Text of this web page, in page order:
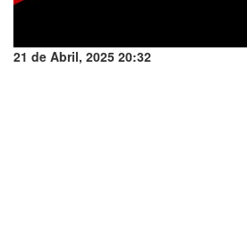
21 de Abril, 2025 20:32